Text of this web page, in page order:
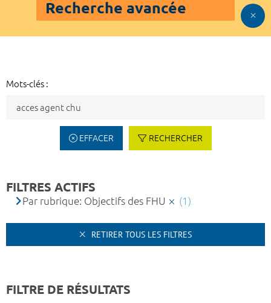
Recherche avancée
Mots-clés :
EFFACER RECHERCHER
FILTRES ACTIFS
Par rubrique: Objectifs des FHU (1)
RETIRER TOUS LES FILTRES
FILTRE DE RÉSULTATS